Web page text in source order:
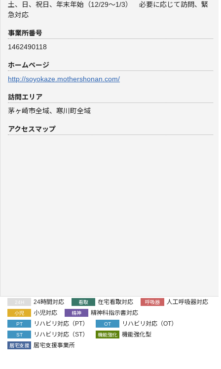
土、日、祝日、年末年始（12/29～1/3） 必要に応じて訪問、緊
急対応
事業所番号
1462490118
ホームページ
http://soyokaze.mothershonan.com/
訪問エリア
茅ヶ崎市全域、寒川町全域
アクセスマップ
24H 24時間対応 看取 在宅看取対応 呼吸器 人工呼吸器対応
小児 小児対応 精神 精神科指示書対応
PT リハビリ対応（PT） OT リハビリ対応（OT）
ST リハビリ対応（ST） 機能強化 機能強化型
居宅支援 居宅支援事業所